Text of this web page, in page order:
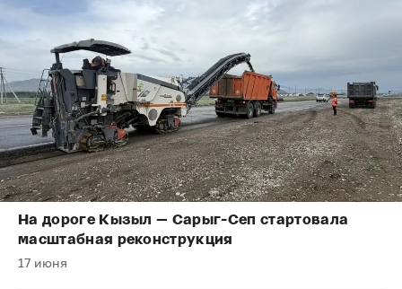
На дороге Кызыл — Сарыг-Сеп стартовала
масштабная реконструкция
17 июня